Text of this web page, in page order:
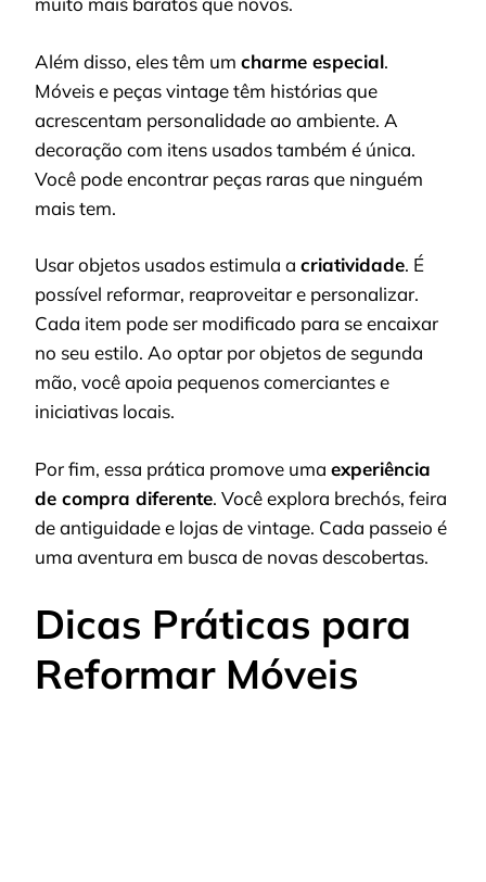
Além disso, eles têm um charme especial.
Móveis e peças vintage têm histórias que
acrescentam personalidade ao ambiente. A
decoração com itens usados também é única.
Você pode encontrar peças raras que ninguém
mais tem.
Usar objetos usados estimula a criatividade. É
possível reformar, reaproveitar e personalizar.
Cada item pode ser modificado para se encaixar
no seu estilo. Ao optar por objetos de segunda
mão, você apoia pequenos comerciantes e
iniciativas locais.
Por fim, essa prática promove uma experiência
de compra diferente. Você explora brechós, feira
de antiguidade e lojas de vintage. Cada passeio é
uma aventura em busca de novas descobertas.
Dicas Práticas para
Reformar Móveis